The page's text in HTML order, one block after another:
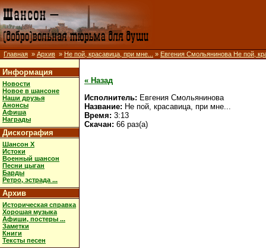
Главная » Архив » Не пой, красавица, при мне... » Евгения Смольянинова Не пой,
Информация
Новости
Новое в шансоне
Наши друзья
Анонсы
Афиша
Награды
Дискография
Шансон X
Истоки
Военный шансон
Песни цыган
Барды
Ретро, эстрада ...
Архив
Историческая справка
Хорошая музыка
Афиши, постеры ...
Заметки
Книги
Тексты песен
« Назад
Исполнитель: Евгения Смольянинова
Название: Не пой, красавица, при мне...
Время: 3:13
Скачан: 66 раз(а)